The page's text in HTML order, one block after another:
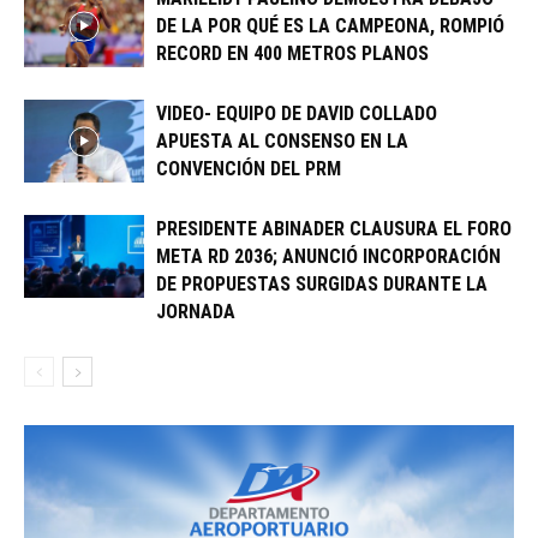
DE LA POR QUÉ ES LA CAMPEONA, ROMPIÓ
RECORD EN 400 METROS PLANOS
VIDEO- EQUIPO DE DAVID COLLADO
APUESTA AL CONSENSO EN LA
CONVENCIÓN DEL PRM
PRESIDENTE ABINADER CLAUSURA EL FORO
META RD 2036; ANUNCIÓ INCORPORACIÓN
DE PROPUESTAS SURGIDAS DURANTE LA
JORNADA